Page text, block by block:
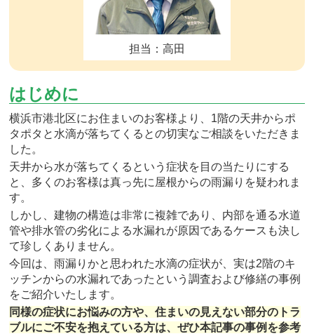
担当：高田
はじめに
横浜市港北区にお住まいのお客様より、1階の天井からポ
タポタと水滴が落ちてくるとの切実なご相談をいただきま
した。
天井から水が落ちてくるという症状を目の当たりにする
と、多くのお客様は真っ先に屋根からの雨漏りを疑われま
す。
しかし、建物の構造は非常に複雑であり、内部を通る水道
管や排水管の劣化による水漏れが原因であるケースも決し
て珍しくありません。
今回は、雨漏りかと思われた水滴の症状が、実は2階のキ
ッチンからの水漏れであったという調査および修繕の事例
をご紹介いたします。
同様の症状にお悩みの方や、住まいの見えない部分のトラ
ブルにご不安を抱えている方は、ぜひ本記事の事例を参考